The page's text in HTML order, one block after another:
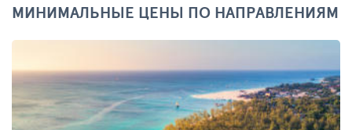
МИНИМАЛЬНЫЕ ЦЕНЫ ПО НАПРАВЛЕНИЯМ